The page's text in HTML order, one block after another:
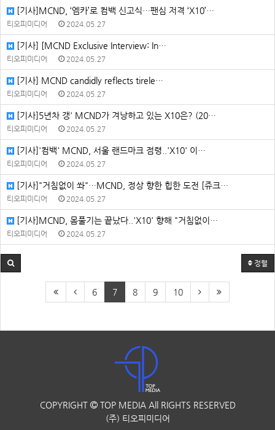
[기사]MCND, ‘엠카’로 컴백 신고식…팬심 저격 ‘X10’…
티오피미디어 2024.05.27
[기사] [MCND Exclusive Interview: In…
티오피미디어 2024.05.27
[기사] MCND candidly reflects tirele…
티오피미디어 2024.05.27
[기사]5년차 갱' MCND가 겨낭하고 있는 X10은? (20…
티오피미디어 2024.05.27
[기사]'컴백' MCND, 서울 랜드마크 점령..'X10' 이…
티오피미디어 2024.05.27
[기사]"거침없이 쏴"…MCND, 정상 향한 힙한 도전 [쥬크…
티오피미디어 2024.05.27
[기사]MCND, 몸풀기는 끝났다..'X10' 향해 "거침없이…
티오피미디어 2024.05.27
정렬
6 7 8 9 10
COPYRIGHT TOP MEDIA All RIGHTS RESERVED
(주) 티오피미디어